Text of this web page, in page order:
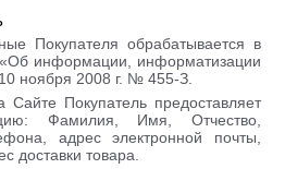
Покупателя обрабатывается в
«Об информации, информатизации
ноября 2008 г. № 455-З.
Покупатель предоставляет
Фамилия, Имя, Отчество,
адрес электронной почты,
доставки товара.